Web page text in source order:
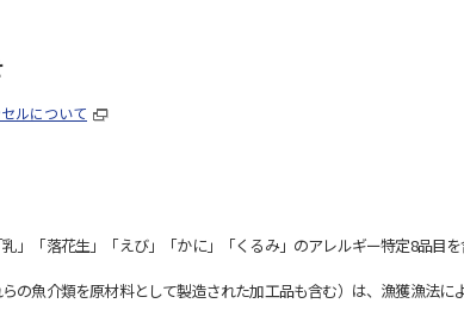
ルについて
」「落花生」「えび」「かに」「くるみ」のアレルギー特定8品目を
の魚介類を原材料として製造された加工品も含む）は、漁獲漁法